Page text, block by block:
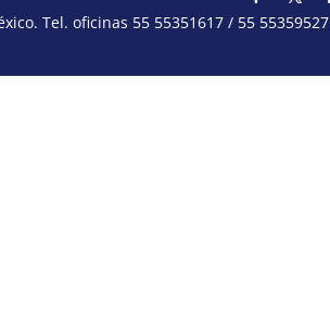
Tel. oficinas 55 55351617 / 55 55359527